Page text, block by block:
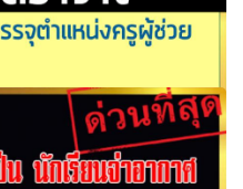
ราว่างเพื่อเปิดสอบแข่งขัน
ฐ. ปี พ.ศ.2561